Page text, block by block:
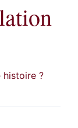
histoire ?